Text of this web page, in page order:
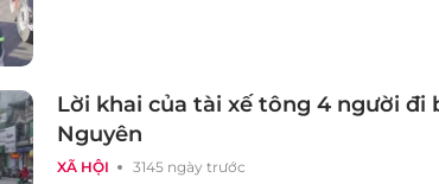
XÃ HỘI 3145 ngày trước
Lời khai của tài xế tông 4 người đi
Nguyên